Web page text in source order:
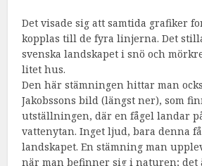
Det visade sig att samtida grafiker
kopplas till de fyra linjerna. Det
svenska landskapet i snö och
litet hus.
Den här stämningen hittar man
Jakobssons bild (längst ner), som
utställningen, där en fågel landar
vattenytan. Inget ljud, bara denna
landskapet. En stämning man
när man befinner sig i naturen; det